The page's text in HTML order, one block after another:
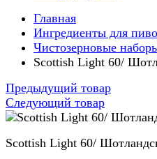
Главная
Ингредиенты для
Чистозерновые
Scottish Light 60/
Предыдущий товар
Следующий товар
Scottish Light 60/